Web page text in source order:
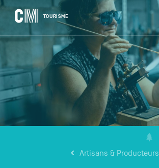
CONTENU
CM
Tourisme
TOURISME
Navigation
principale
Rechercher
activité,
un
logement…
VALIDER
Artisans & Producteurs